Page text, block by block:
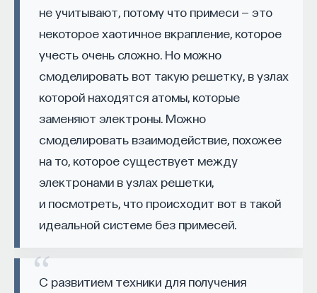
не учитывают, потому что примеси — это
некоторое хаотичное вкрапление, которое
учесть очень сложно. Но можно
смоделировать вот такую решетку, в узлах
которой находятся атомы, которые
заменяют электроны. Можно
смоделировать взаимодействие, похожее
на то, которое существует между
электронами в узлах решетки,
и посмотреть, что происходит вот в такой
идеальной системе без примесей.
С развитием техники для получения
В ходе работы с научным сообществом Ивар
и его команда обнаружили, что инновационные
индустрии испытывают кадровый голод,
особенно молодые deep tech и биотех компании.
Исследование аудитории ПостНауки
подтвердило масштаб: более60%
проекта имеют STEM-образование, при этом32%
Специалисты сталкиваются с тремя ключевыми
барьерами:
индустриях и карьерных возможностях
мешает поиску подходящих ваканси; ​
и будем делить ее на части. Мы разделим
разделим пополам, возьмем следующую
половинку, снова разделим пополам и так
далее. До какого предела это может
элементарных частиц. И вот элементарную
невозможно.